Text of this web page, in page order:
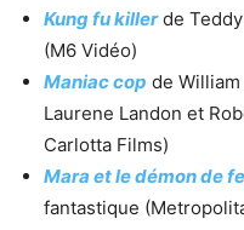
Kung fu killerde Teddy
(M6 Vidéo)
Maniac cop de
Laurene Landon et
Carlotta Films)
Mara et le démon de
fantastique